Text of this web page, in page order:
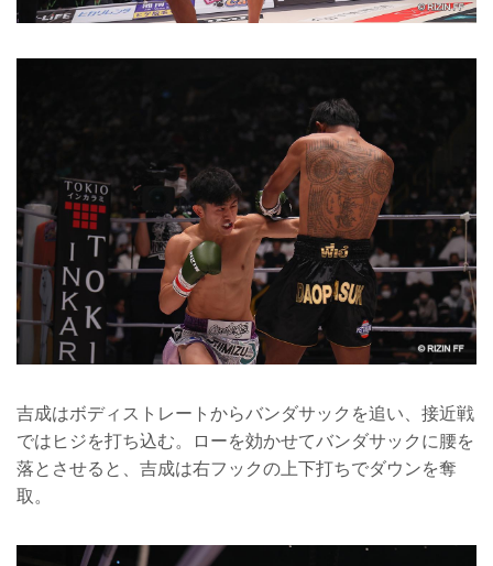
吉成はボディストレートからバンダサックを追い、接近戦
ではヒジを打ち込む。ローを効かせてバンダサックに腰を
落とさせると、吉成は右フックの上下打ちでダウンを奪
取。